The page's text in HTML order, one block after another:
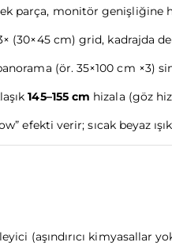
parça, monitör genişliğine
(30×45 cm) grid, kadrajda
(ör. 35×100 cm ×3)
145–155 cm hizala (göz
efekti verir; sıcak beyaz
(aşındırıcı kimyasallar